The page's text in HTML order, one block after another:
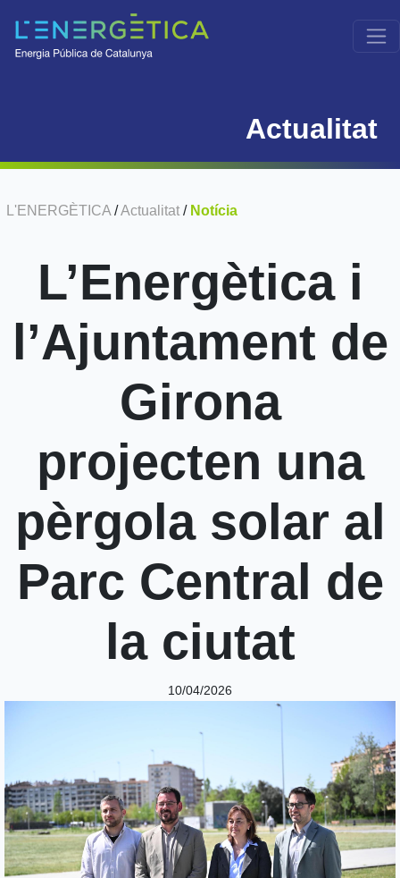
Actualitat
L'ENERGÈTICA /Actualitat / Notícia
L’Energètica i
l’Ajuntament de
Girona
projecten una
pèrgola solar al
Parc Central de
la ciutat
10/04/2026